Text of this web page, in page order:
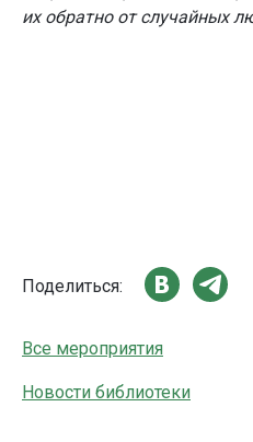
их обратно от случайных
Поделиться:
Все мероприятия
Новости библиотеки